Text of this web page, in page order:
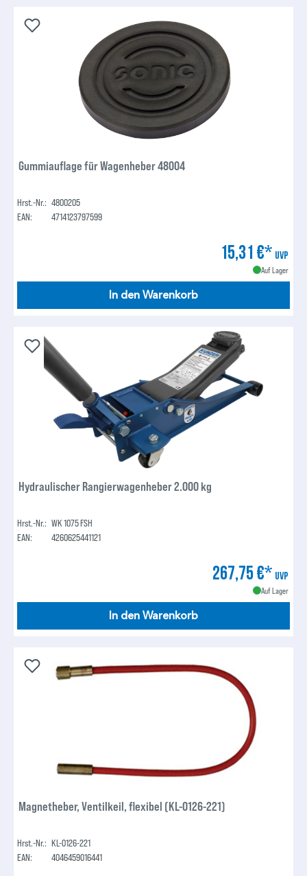
Gummiauflage für Wagenheber 48004
Hrst.-Nr.: 4800205
EAN:
4714123797599
15,31 €* UVP
Auf Lager
In den Warenkorb
Hydraulischer Rangierwagenheber 2.000 kg
Hrst.-Nr.: WK 1075 FSH
EAN:
4260625441121
267,75 €* UVP
Auf Lager
In den Warenkorb
Magnetheber, Ventilkeil, flexibel (KL-0126-221)
Hrst.-Nr.: KL-0126-221
EAN:
4046459016441